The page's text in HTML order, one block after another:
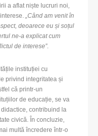
a aflat niște lucruri noi,
„Când am venit în
deoarece eu și soțul
ne-a explicat cum
de interese”.
instituției cu
privind integritatea și
că printr-un
de educație, se va
contribuind la
civică. În concluzie,
multă încredere într-o